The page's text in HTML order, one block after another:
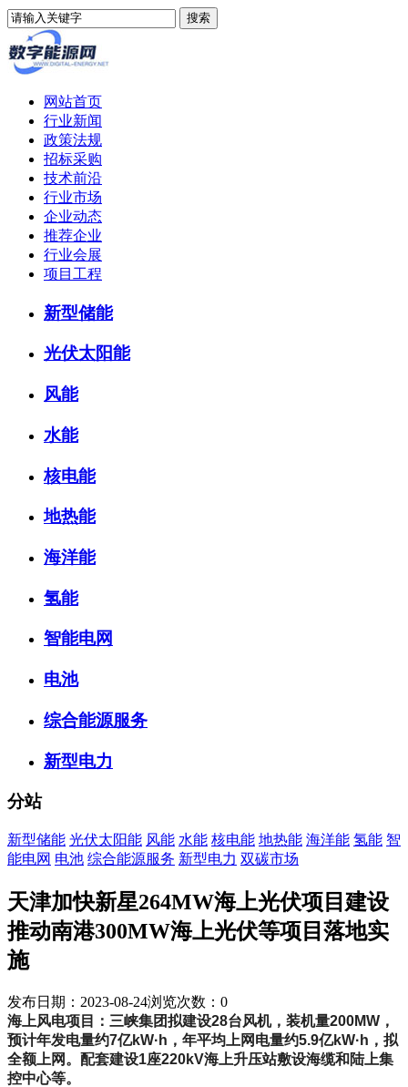
网站首页
行业新闻
政策法规
招标采购
技术前沿
行业市场
企业动态
推荐企业
行业会展
项目工程
新型储能
光伏太阳能
风能
水能
核电能
地热能
海洋能
氢能
智能电网
电池
综合能源服务
新型电力
分站
新型储能 光伏太阳能 风能 水能 核电能 地热能 海洋能 氢能 智
能电网 电池 综合能源服务 新型电力 双碳市场
天津加快新星264MW海上光伏项目建设
推动南港300MW海上光伏等项目落地实
施
发布日期：2023-08-24浏览次数： 0
海上风电项目：三峡集团拟建设28台风机，装机量200MW，
预计年发电量约7亿kW·h，年平均上网电量约5.9亿kW·h，拟
全额上网。配套建设1座220kV海上升压站敷设海缆和陆上集
控中心等。